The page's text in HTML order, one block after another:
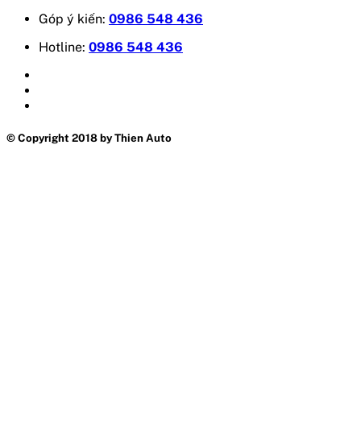
Góp ý kiến: 0986 548 436
Hotline: 0986 548 436
© Copyright 2018 by Thien Auto